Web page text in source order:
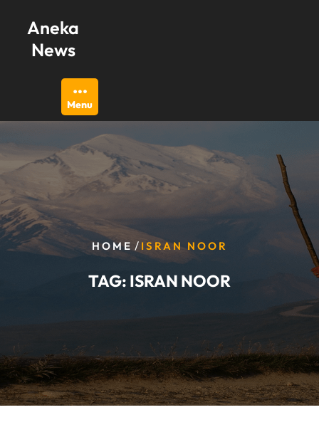
content
Aneka
News
Menu
HOME / ISRAN NOOR
TAG: ISRAN NOOR